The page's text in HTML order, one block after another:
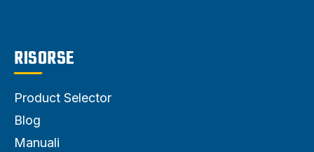
RISORSE
Product Selector
Blog
Manuali